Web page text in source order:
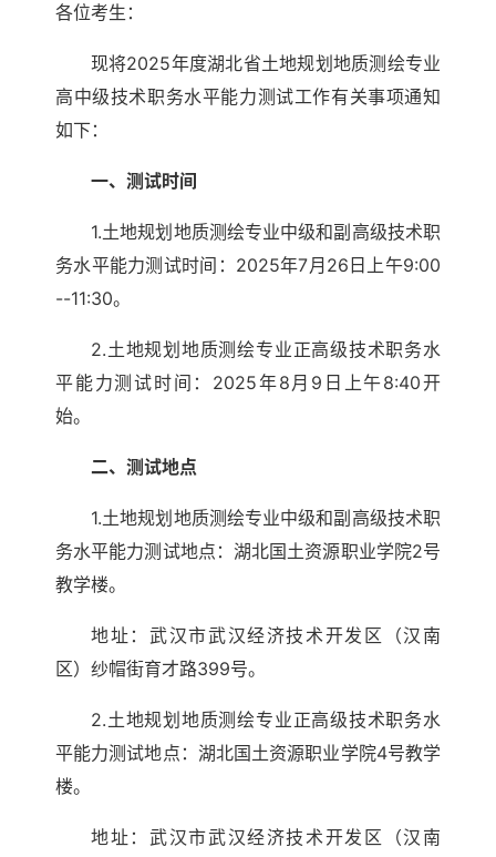
各位考生：
现将2025年度湖北省土地规划地质测绘专业
高中级技术职务水平能力测试工作有关事项通知
如下：
一、测试时间
1.土地规划地质测绘专业中级和副高级技术职
务水平能力测试时间：2025年7月26日上午9:00
--11:30。
2.土地规划地质测绘专业正高级技术职务水
平能力测试时间：2025年8月9日上午8:40开
始。
二、测试地点
1.土地规划地质测绘专业中级和副高级技术职
务水平能力测试地点：湖北国土资源职业学院2号
教学楼。
地址：武汉市武汉经济技术开发区（汉南
区）纱帽街育才路399号。
2.土地规划地质测绘专业正高级技术职务水
平能力测试地点：湖北国土资源职业学院4号教学
楼。
地址：武汉市武汉经济技术开发区（汉南